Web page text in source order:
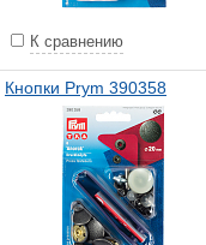
К сравнению
Кнопки Prym 390358